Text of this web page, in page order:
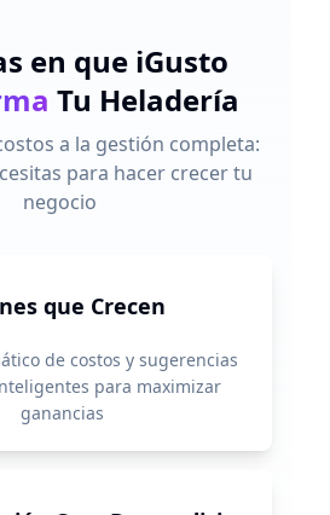
en que iGusto
Tu Heladería
a la gestión completa:
para hacer crecer tu
negocio
que Crecen
de costos y sugerencias
para maximizar
ganancias